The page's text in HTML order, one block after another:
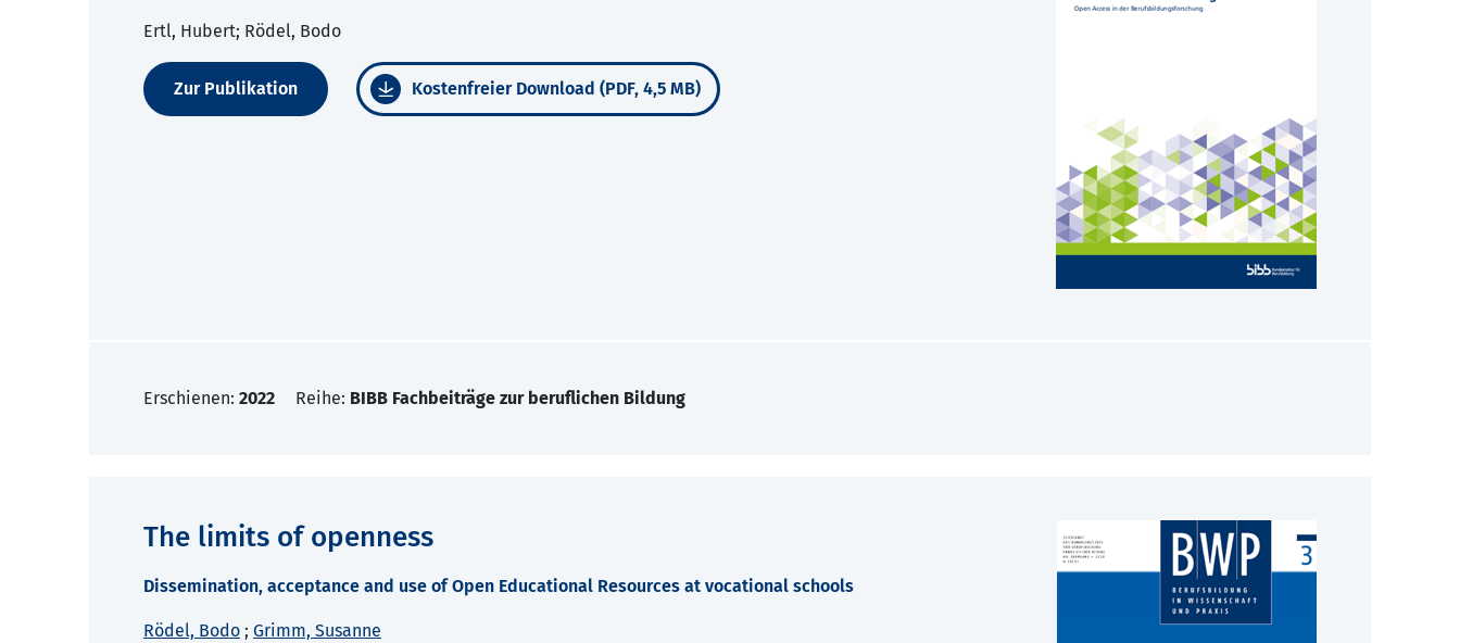
Ertl, Hubert; Rödel, Bodo
Zur Publikation Kostenfreier Download (PDF, 4,5 MB)
Erschienen: 2022 Reihe: BIBB Fachbeiträge zur beruflichen Bildung
The limits of openness
Dissemination, acceptance and use of Open Educational Resources at vocational schools
Rödel, Bodo ; Grimm, Susanne